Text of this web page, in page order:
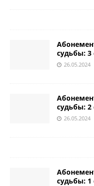
судьбы: 3
26.05.2024
судьбы: 2
26.05.2024
судьбы: 1